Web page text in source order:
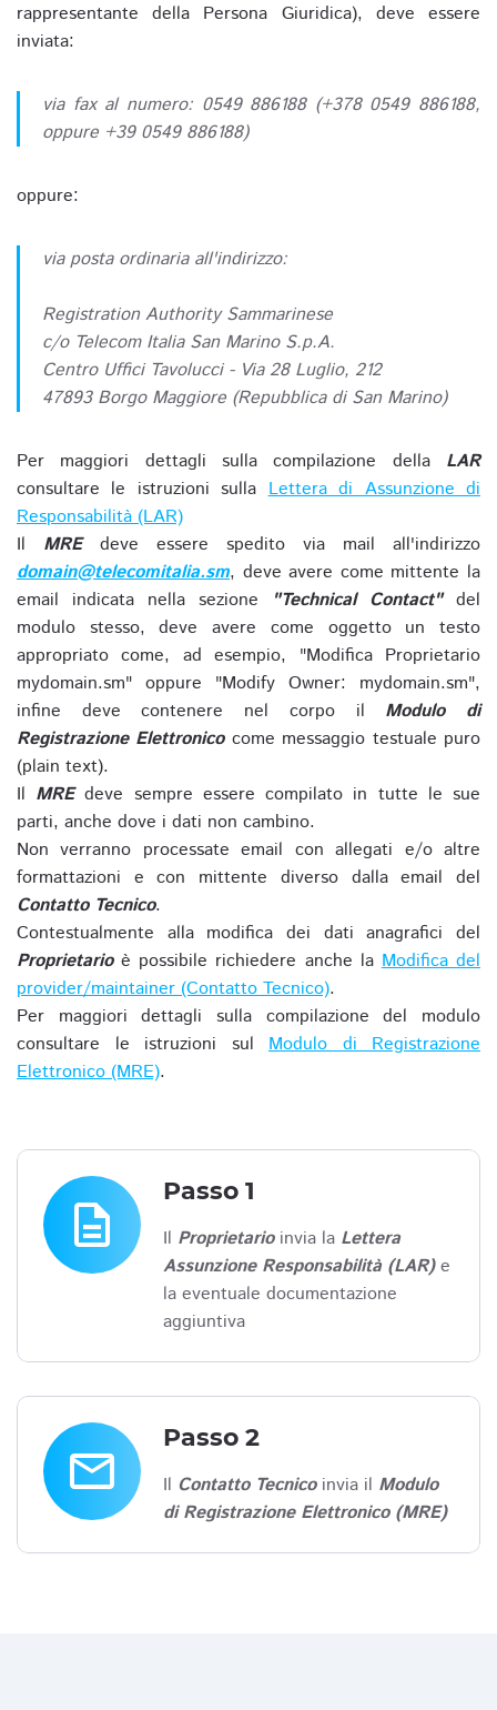
rappresentante della Persona Giuridica), deve essere
inviata:
via fax al numero: 0549 886188 (+378 0549 886188,
oppure +39 0549 886188)
oppure:
via posta ordinaria all'indirizzo:
Registration Authority Sammarinese
c/o Telecom Italia San Marino S.p.A.
Centro Uffici Tavolucci - Via 28 Luglio, 212
47893 Borgo Maggiore (Repubblica di San Marino)
Per maggiori dettagli sulla compilazione della LAR
consultare le istruzioni sullaLettera di Assunzione di
Responsabilità (LAR)
Il MREdeve essere spedito via mail all'indirizzo
domain@telecomitalia.sm, deve avere come mittente la
email indicata nella sezione
"Technical Contact"del
modulo stesso, deve avere come oggetto un testo
appropriato come, ad esempio, "Modifica Proprietario
mydomain.sm" oppure "Modify Owner: mydomain.sm",
infine deve contenere nel corpo il Modulo di
Registrazione Elettronicocome messaggio testuale puro
(plain text).
Il MREdeve sempre essere compilato in tutte le sue
parti, anche dove i dati non cambino.
Non verranno processate email con allegati e/o altre
formattazioni e con mittente diverso dalla email del
Contatto Tecnico.
Contestualmente alla modifica dei dati anagrafici del
Proprietarioè possibile richiedere anche laModifica del
provider/maintainer (Contatto Tecnico).
Per maggiori dettagli sulla compilazione del modulo
consultare le istruzioni sul Modulo di Registrazione
Elettronico (MRE).
description
Passo 1
Il Proprietarioinvia la Lettera
Assunzione Responsabilità (LAR)e
la eventuale documentazione
aggiuntiva
email
Passo 2
Il Contatto Tecnicoinvia il Modulo
di Registrazione Elettronico (MRE)